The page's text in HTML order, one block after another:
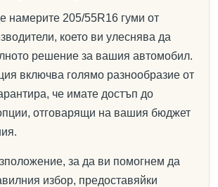
намерите 205/55R16 гуми от
което ви улеснява да
решение за вашия автомобил.
включва голямо разнообразие от
че имате достъп до
отговарящи на вашия бюджет
за да ви помогнем да
избор, предоставяйки